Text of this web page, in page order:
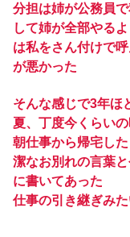
分担は姉が公務員
して姉が全部やる
は私をさん付けで
が悪かった
そんな感じで3年ほ
夏、丁度今くらい
朝仕事から帰宅し
潔なお別れの言葉
に書いてあった
仕事の引き継ぎみ